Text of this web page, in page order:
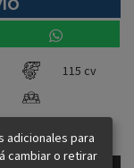
115 cv
adicionales para
cambiar o retirar